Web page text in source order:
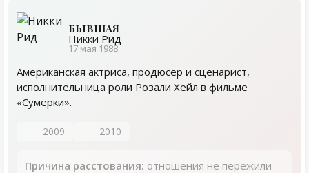
БЫВШАЯ
Никки Рид
17 мая 1988
Американская актриса, продюсер и сценарист,
исполнительница роли Розали Хейл в фильме
«Сумерки».
2009 2010
Причина расстования: отношения не пережили